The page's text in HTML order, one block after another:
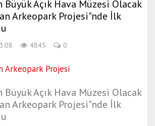
Büyük Açık Hava Müzesi Olacak
Arkeopark Projesi"nde İlk
4845 0
Büyük Açık Hava Müzesi Olacak
Arkeopark Projesi"nde İlk